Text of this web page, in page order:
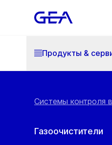
Продукты &
Системы контроля
Газоочистители